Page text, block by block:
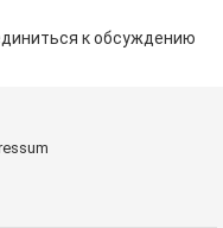
к обсуждению